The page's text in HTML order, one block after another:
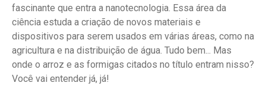
fascinante que entra a nanotecnologia. Essa área da
ciência estuda a criação de novos materiais e
dispositivos para serem usados em várias áreas, como na
agricultura e na distribuição de água. Tudo bem... Mas
onde o arroz e as formigas citados no título entram nisso?
Você vai entender já, já!